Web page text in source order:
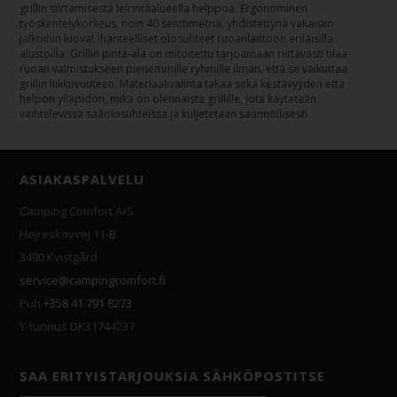
grillin siirtämisestä leirintäalueella helppoa. Ergonominen
työskentelykorkeus, noin 40 senttimetriä, yhdistettynä vakaisiin
jalkoihin luovat ihanteelliset olosuhteet ruoanlaittoon erilaisilla
alustoilla. Grillin pinta-ala on mitoitettu tarjoamaan riittävästi tilaa
ruoan valmistukseen pienemmille ryhmille ilman, että se vaikuttaa
grillin liikkuvuuteen. Materiaalivalinta takaa sekä kestävyyden että
helpon ylläpidon, mikä on olennaista grillille, jota käytetään
vaihtelevissa sääolosuhteissa ja kuljetetaan säännöllisesti.
ASIAKASPALVELU
Camping Comfort A/S
Hejreskovvej 11-B
3490 Kvistgård
service@campingcomfort.fi
Puh+358 41 791 8273
Y-tunnus DK31744237
SAA ERITYISTARJOUKSIA SÄHKÖPOSTITSE